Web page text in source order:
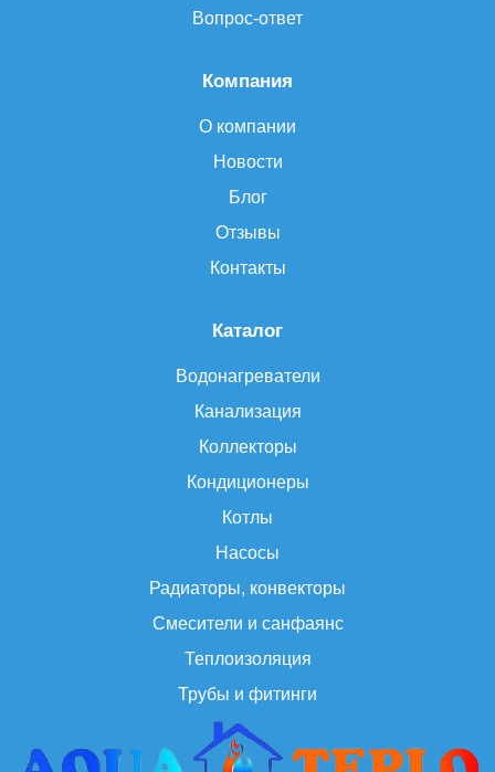
Каталог
Водонагреватели
Канализация
Коллекторы
Кондиционеры
Котлы
Насосы
Радиаторы, конвекторы
Смесители и санфаянс
Теплоизоляция
Трубы и фитинги
Компания
О компании
Новости
Блог
Отзывы
Контакты
Вопрос-ответ